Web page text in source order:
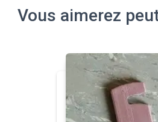
Vous aimerez